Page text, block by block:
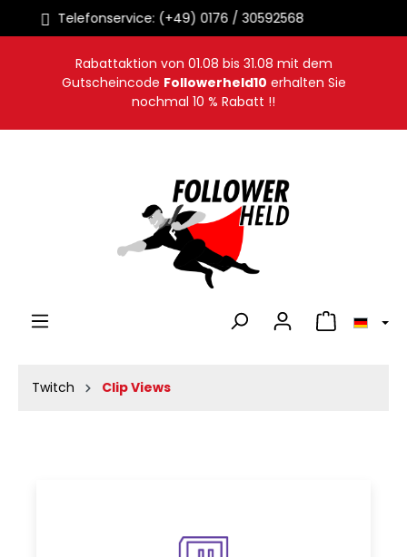
springen Sofortige Auslieferung
Rabattaktion von 01.08 bis 31.08 mit dem
Gutscheincode Followerheld10 erhalten Sie
nochmal 10 % Rabatt !!
Warenkorb
Twitch Clip Views